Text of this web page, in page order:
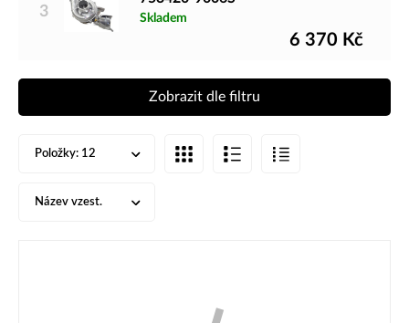
3 Skladem
6 370 Kč
Zobrazit dle filtru
Položky: 12
Název vzest.